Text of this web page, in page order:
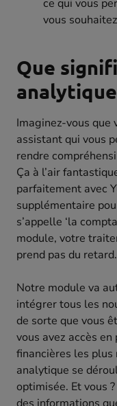
ce qui vous
vous
Que
Imaginez-vous que
assistant qui vous
rendre
Ça à l’air
parfaitement avec
supplémentaire
s’appelle ‘la
module, votre
prend pas du retard.
Notre module va
intégrer tous les
de sorte que vous
vous avez accès
financières les
analytique se
optimisée. Et vous